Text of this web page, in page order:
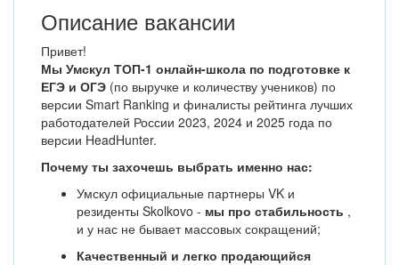
Описание вакансии
Привет!
Мы Умскул ТОП-1 онлайн-школа по подготовке к
ЕГЭ и ОГЭ (по выручке и количеству учеников) по
версии Smart Ranking и финалисты рейтинга лучших
работодателей России 2023, 2024 и 2025 года по
версии HeadHunter.
Почему ты захочешь выбрать именно нас:
Умскул официальные партнеры VK и
резиденты Skolkovo - мы про стабильность ,
и у нас не бывает массовых сокращений;
Качественный и легко продающийся